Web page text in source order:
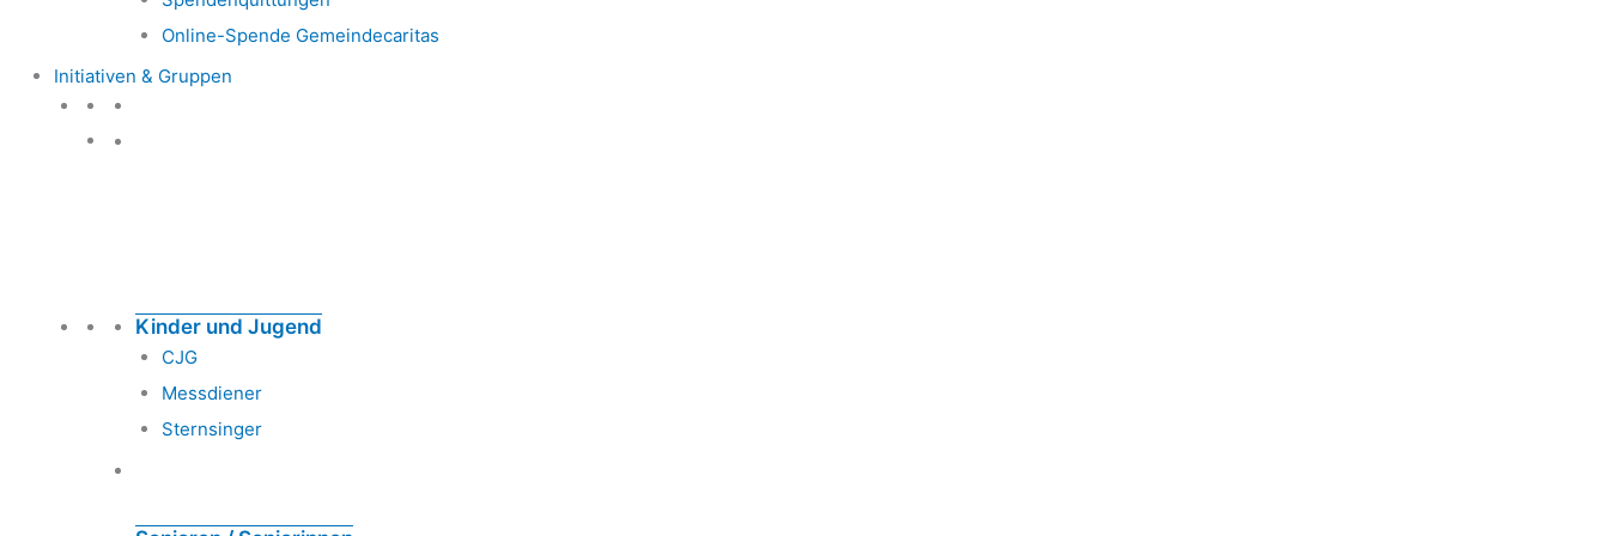
Online-Spende Gemeindecaritas
Initiativen & Gruppen
Kinder und Jugend
CJG
Messdiener
Sternsinger